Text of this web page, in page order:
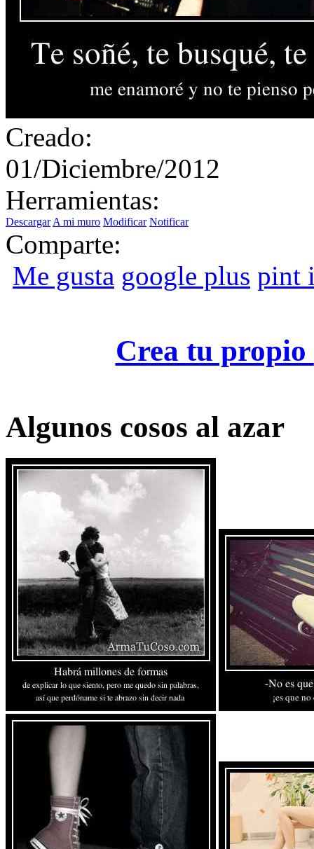
Creado:
01/Diciembre/2012
Herramientas:
Descargar A mi muro Modificar Notificar
Comparte:
Me gusta google plus pint
Crea tu propio
Algunos cosos al azar